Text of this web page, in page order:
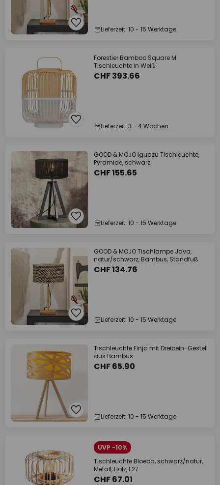
Lieferzeit: 10 - 15 Werktage
Forestier Bamboo Square M
Tischleuchte in Weiß
CHF 393.66
Lieferzeit: 3 - 4 Wochen
GOOD & MOJO Iguazu Tischleuchte,
Pyramide, schwarz
CHF 155.65
Lieferzeit: 10 - 15 Werktage
GOOD & MOJO Tischlampe Java,
natur/schwarz, Bambus, Standfuß
CHF 134.76
Lieferzeit: 10 - 15 Werktage
Tischleuchte Finja mit Dreibein-Gestell
aus Bambus
CHF 65.90
Lieferzeit: 10 - 15 Werktage
UVP -10%
Tischleuchte Bloeba, schwarz/natur,
Metall, Holz, E27
CHF 67.01